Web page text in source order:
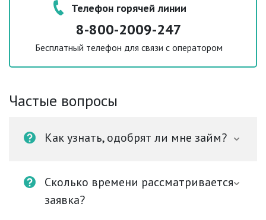
Телефон горячей линии
8-800-2009-247
Бесплатный телефон для связи с оператором
Частые вопросы
Как узнать, одобрят ли мне займ?
Сколько времени рассматривается
заявка?